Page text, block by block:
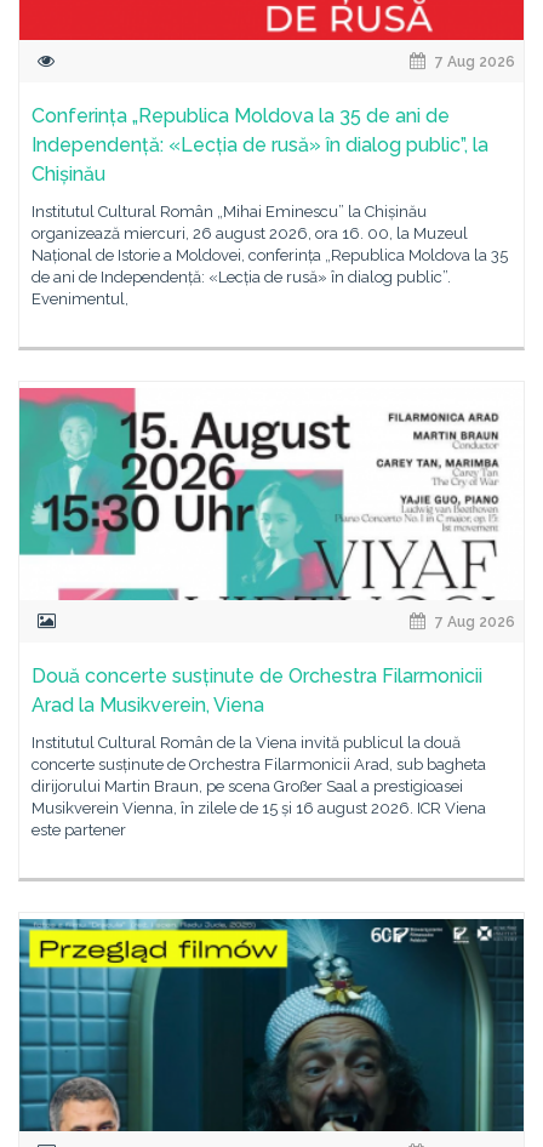
7 Aug 2026
Conferința „Republica Moldova la 35 de ani de
Independență: «Lecția de rusă» în dialog public”, la
Chișinău
Institutul Cultural Român „Mihai Eminescu” la Chișinău
organizează miercuri, 26 august 2026, ora 16. 00, la Muzeul
Național de Istorie a Moldovei, conferința „Republica Moldova la 35
de ani de Independență: «Lecția de rusă» în dialog public”.
Evenimentul,
7 Aug 2026
Două concerte susținute de Orchestra Filarmonicii
Arad la Musikverein, Viena
Institutul Cultural Român de la Viena invită publicul la două
concerte susținute de Orchestra Filarmonicii Arad, sub bagheta
dirijorului Martin Braun, pe scena Großer Saal a prestigioasei
Musikverein Vienna, în zilele de 15 și 16 august 2026. ICR Viena
este partener